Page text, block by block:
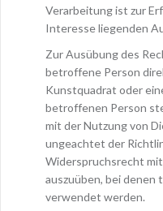
Verarbeitung ist zur
Interesse liegenden
Zur Ausübung des
betroffene Person
Kunstquadrat oder
betroffenen Person
mit der Nutzung von
ungeachtet der
Widerspruchsrecht
auszuüben, bei denen
verwendet werden.